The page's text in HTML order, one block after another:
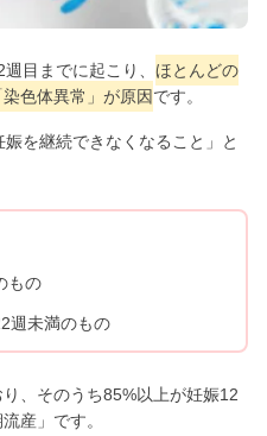
目までに起こり、 ほとんどの
色体異常」が原因です。
を継続できなくなること」と
もの
週未満のもの
、そのうち85%以上が妊娠12
産」です。